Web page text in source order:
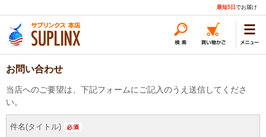
最短5日 でお届け
お問い合わせ
当店へのご要望は、下記フォームにご記入のうえ送信してくださ
い。
件名(タイトル)